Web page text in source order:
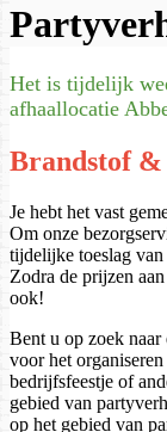
Het is tijdelijk
afhaallocatie
Brandstof &
Je hebt het vast
Om onze
tijdelijke toeslag van
Zodra de prijzen
ook!
Bent u op zoek naar
voor het
bedrijfsfeestje of
gebied van
op het gebied van